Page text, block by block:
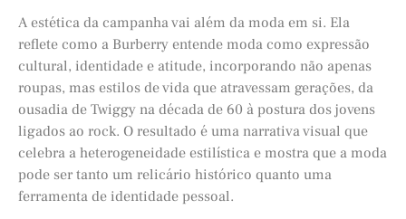
A estética da campanha vai além da moda em si. Ela
reflete como a Burberry entende moda como expressão
cultural, identidade e atitude, incorporando não apenas
roupas, mas estilos de vida que atravessam gerações, da
ousadia de Twiggy na década de 60 à postura dos jovens
ligados ao rock. O resultado é uma narrativa visual que
celebra a heterogeneidade estilística e mostra que a moda
pode ser tanto um relicário histórico quanto uma
ferramenta de identidade pessoal.